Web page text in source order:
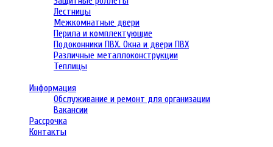
Лестницы
Межкомнатные двери
Перила и комплектующие
Подоконники ПВХ. Окна и двери ПВХ
Различные металлоконструкции
Теплицы
Информация
Обслуживание и ремонт для организации
Вакансии
Рассрочка
Контакты